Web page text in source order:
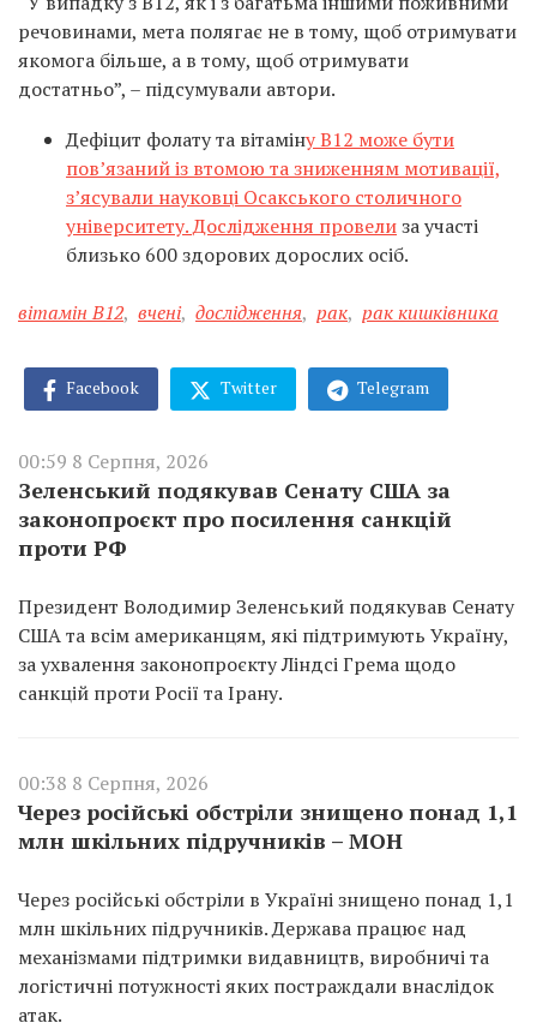
речовинами, мета полягає не в тому, щоб отримувати
якомога більше, а в тому, щоб отримувати
достатньо”, – підсумували автори.
Дефіцит фолату та вітаміну B12 може бути
пов’язаний із втомою та зниженням мотивації,
з’ясували науковці Осакського столичного
університету. Дослідження провелиза участі
близько 600 здорових дорослих осіб.
вітамін В12, вчені, дослідження, рак, рак кишківника
Facebook Twitter Telegram
00:59 8 Серпня, 2026
Зеленський подякував Сенату США за
законопроєкт про посилення санкцій
проти РФ
Президент Володимир Зеленський подякував Сенату
США та всім американцям, які підтримують Україну,
за ухвалення законопроєкту Ліндсі Грема щодо
санкцій проти Росії та Ірану.
00:38 8 Серпня, 2026
Через російські обстріли знищено понад 1,1
млн шкільних підручників – МОН
Через російські обстріли в Україні знищено понад 1,1
млн шкільних підручників. Держава працює над
механізмами підтримки видавництв, виробничі та
логістичні потужності яких постраждали внаслідок
атак.